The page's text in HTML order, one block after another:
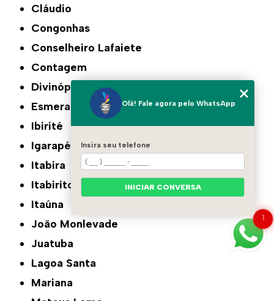
Cláudio
Congonhas
Conselheiro Lafaiete
Contagem
Divinópolis
Esmeraldas
Ibirité
Igarapé
Itabira
Itabirito
Itaúna
João Monlevade
Juatuba
Lagoa Santa
Mariana
1
Olá! Fale agora pelo WhatsApp
Insira seu telefone
INICIAR CONVERSA